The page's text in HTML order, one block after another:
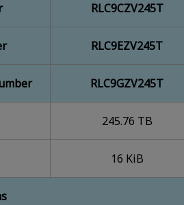
RLC9CZV245T
RLC9EZV245T
RLC9GZV245T
245.76 TB
16 KiB